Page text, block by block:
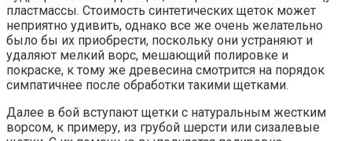
пластмассы. Стоимость синтетических щеток может
неприятно удивить, однако все же очень желательно
было бы их приобрести, поскольку они устраняют и
удаляют мелкий ворс, мешающий полировке и
покраске, к тому же древесина смотрится на порядок
симпатичнее после обработки такими щетками.
Далее в бой вступают щетки с натуральным жестким
ворсом, к примеру, из грубой шерсти или сизалевые